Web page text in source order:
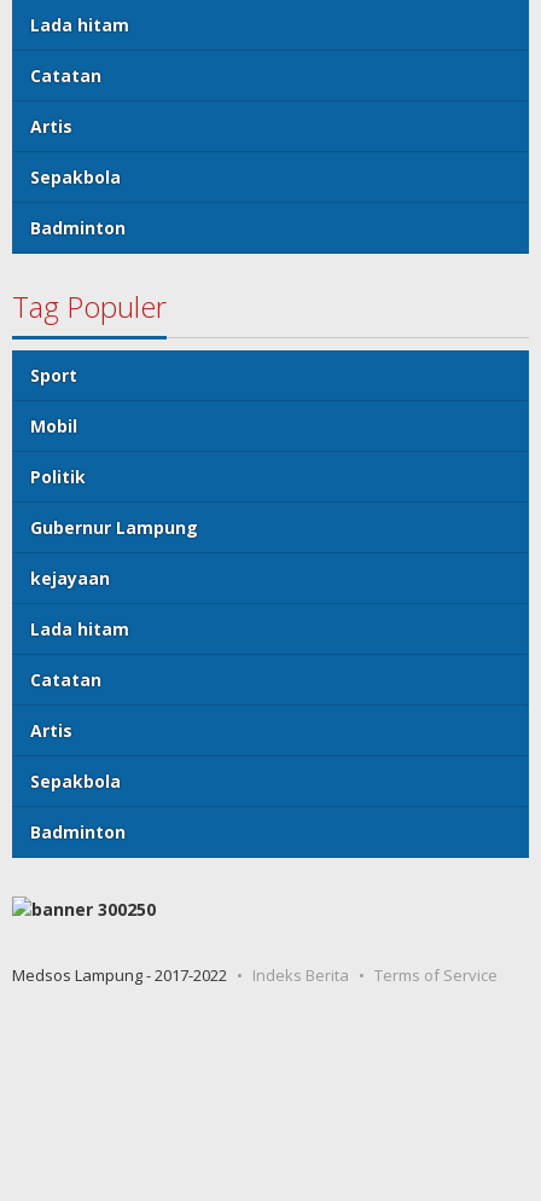
Lada hitam
Catatan
Artis
Sepakbola
Badminton
Tag Populer
Sport
Mobil
Politik
Gubernur Lampung
kejayaan
Lada hitam
Catatan
Artis
Sepakbola
Badminton
Medsos Lampung - 2017-2022 Indeks Berita Terms of Service